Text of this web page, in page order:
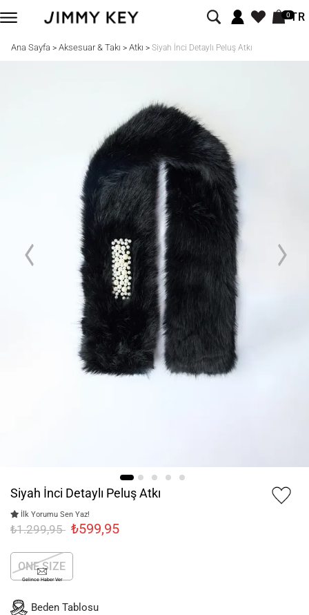
0TR
Ana Sayfa > Aksesuar & Takı > Atkı > Siyah İnci Detaylı Peluş Atkı
Siyah İnci Detaylı Peluş Atkı
İlk Yorumu Sen Yaz!
₺1.299,95 ₺599,95
ONE SIZE
Gelince Haber Ver
Beden Tablosu